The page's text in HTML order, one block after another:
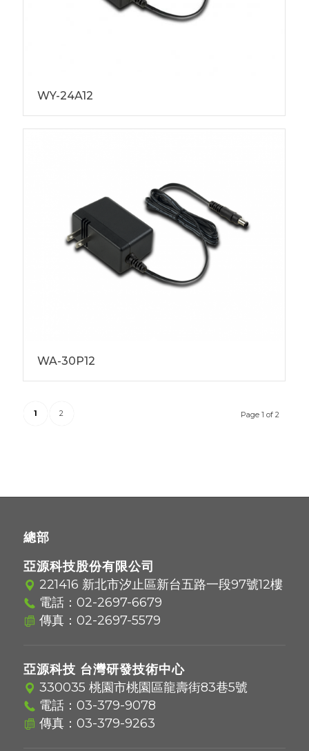
WY-24A12
WA-30P12
Page 1 of 2
1 2
總部
亞源科技股份有限公司
221416 新北市汐止區新台五路一段97號12樓
電話： 02-2697-6679
傳真：02-2697-5579
亞源科技 台灣研發技術中心
330035 桃園市桃園區龍壽街83巷5號
電話： 03-379-9078
傳真：03-379-9263